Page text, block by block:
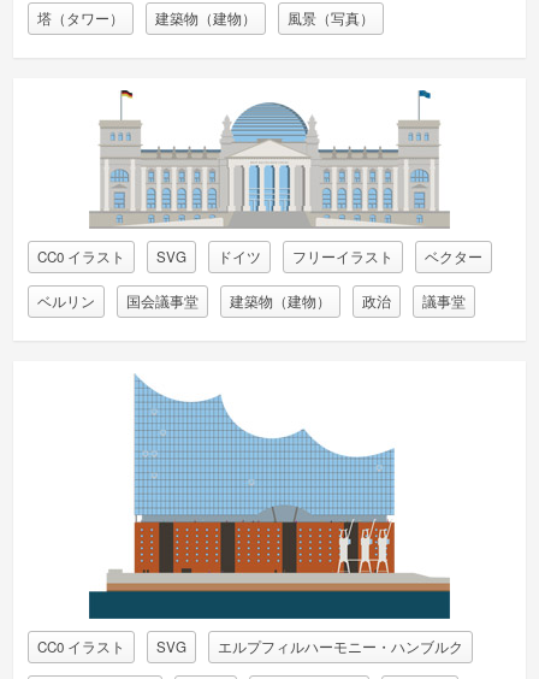
塔（タワー） 建築物（建物） 風景（写真）
CC0 イラスト SVG ドイツ フリーイラスト ベクター
ベルリン 国会議事堂 建築物（建物） 政治 議事堂
CC0 イラスト SVG エルプフィルハーモニー・ハンブルク